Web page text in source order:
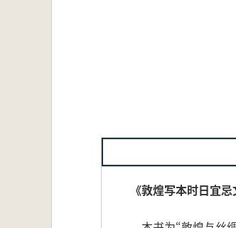
《敦煌写本时日宜忌